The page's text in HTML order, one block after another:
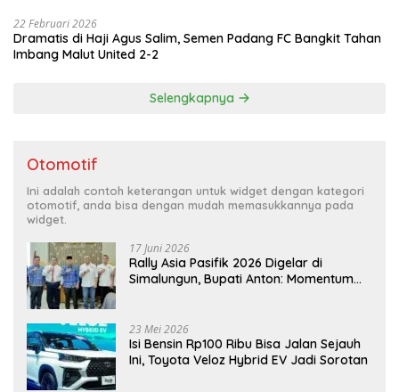
22 Februari 2026
Dramatis di Haji Agus Salim, Semen Padang FC Bangkit Tahan
Imbang Malut United 2-2
Selengkapnya
Otomotif
Ini adalah contoh keterangan untuk widget dengan kategori
otomotif, anda bisa dengan mudah memasukkannya pada
widget.
17 Juni 2026
Rally Asia Pasifik 2026 Digelar di
Simalungun, Bupati Anton: Momentum
23 Mei 2026
Isi Bensin Rp100 Ribu Bisa Jalan Sejauh
Ini, Toyota Veloz Hybrid EV Jadi Sorotan